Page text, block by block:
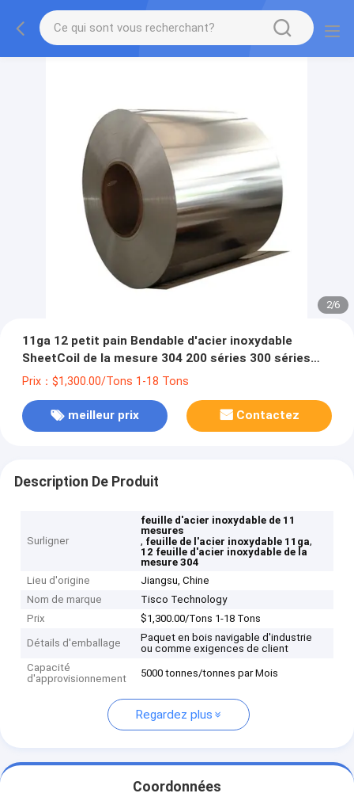
2/6
11ga 12 petit pain Bendable d'acier inoxydable
SheetCoil de la mesure 304 200 séries 300 séries
400 séries
Prix：$1,300.00/Tons 1-18 Tons
meilleur prix Contactez
Description De Produit
Surligner
feuille d'acier inoxydable de 11
mesures
, feuille de l'acier inoxydable 11ga,
12 feuille d'acier inoxydable de la
mesure 304
Lieu d'origine
Jiangsu, Chine
Nom de marque
Tisco Technology
Prix
$1,300.00/Tons 1-18 Tons
Détails d'emballage
Paquet en bois navigable d'industrie
ou comme exigences de client
Capacité
d'approvisionnement
5000 tonnes/tonnes par Mois
Regardez plus
Coordonnées